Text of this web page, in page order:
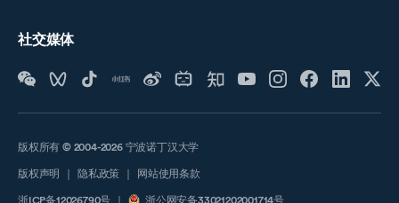
社交媒体
版权所有 © 2004-2026 宁波诺丁汉大学
版权声明 隐私政策 网站使用条款
浙ICP备12026790号 浙公网安备33021202001714号